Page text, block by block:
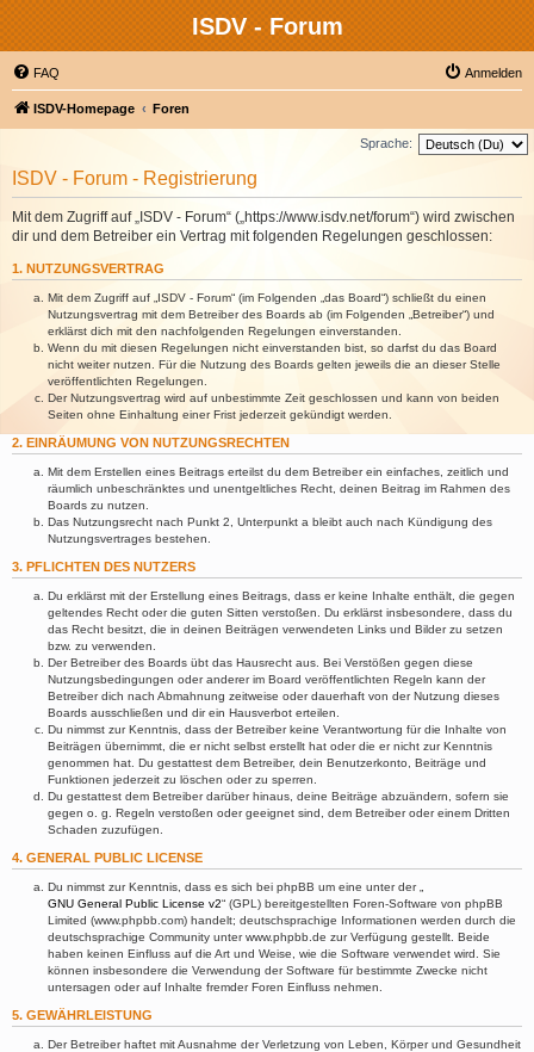
ISDV - Forum
FAQ Anmelden
ISDV-Homepage Foren
Sprache:
ISDV - Forum - Registrierung
Mit dem Zugriff auf „ISDV - Forum“ („https://www.isdv.net/forum“) wird zwischen
dir und dem Betreiber ein Vertrag mit folgenden Regelungen geschlossen:
1. NUTZUNGSVERTRAG
Mit dem Zugriff auf „ISDV - Forum“ (im Folgenden „das Board“) schließt du einen
Nutzungsvertrag mit dem Betreiber des Boards ab (im Folgenden „Betreiber“) und
erklärst dich mit den nachfolgenden Regelungen einverstanden.
Wenn du mit diesen Regelungen nicht einverstanden bist, so darfst du das Board
nicht weiter nutzen. Für die Nutzung des Boards gelten jeweils die an dieser Stelle
veröffentlichten Regelungen.
Der Nutzungsvertrag wird auf unbestimmte Zeit geschlossen und kann von beiden
Seiten ohne Einhaltung einer Frist jederzeit gekündigt werden.
2. EINRÄUMUNG VON NUTZUNGSRECHTEN
Mit dem Erstellen eines Beitrags erteilst du dem Betreiber ein einfaches, zeitlich und
räumlich unbeschränktes und unentgeltliches Recht, deinen Beitrag im Rahmen des
Boards zu nutzen.
Das Nutzungsrecht nach Punkt 2, Unterpunkt a bleibt auch nach Kündigung des
Nutzungsvertrages bestehen.
3. PFLICHTEN DES NUTZERS
Du erklärst mit der Erstellung eines Beitrags, dass er keine Inhalte enthält, die gegen
geltendes Recht oder die guten Sitten verstoßen. Du erklärst insbesondere, dass du
das Recht besitzt, die in deinen Beiträgen verwendeten Links und Bilder zu setzen
bzw. zu verwenden.
Der Betreiber des Boards übt das Hausrecht aus. Bei Verstößen gegen diese
Nutzungsbedingungen oder anderer im Board veröffentlichten Regeln kann der
Betreiber dich nach Abmahnung zeitweise oder dauerhaft von der Nutzung dieses
Boards ausschließen und dir ein Hausverbot erteilen.
Du nimmst zur Kenntnis, dass der Betreiber keine Verantwortung für die Inhalte von
Beiträgen übernimmt, die er nicht selbst erstellt hat oder die er nicht zur Kenntnis
genommen hat. Du gestattest dem Betreiber, dein Benutzerkonto, Beiträge und
Funktionen jederzeit zu löschen oder zu sperren.
Du gestattest dem Betreiber darüber hinaus, deine Beiträge abzuändern, sofern sie
gegen o. g. Regeln verstoßen oder geeignet sind, dem Betreiber oder einem Dritten
Schaden zuzufügen.
4. GENERAL PUBLIC LICENSE
Du nimmst zur Kenntnis, dass es sich bei phpBB um eine unter der „
GNU General Public License v2“ (GPL) bereitgestellten Foren-Software von phpBB
Limited (www.phpbb.com) handelt; deutschsprachige Informationen werden durch die
deutschsprachige Community unter www.phpbb.de zur Verfügung gestellt. Beide
haben keinen Einfluss auf die Art und Weise, wie die Software verwendet wird. Sie
können insbesondere die Verwendung der Software für bestimmte Zwecke nicht
untersagen oder auf Inhalte fremder Foren Einfluss nehmen.
5. GEWÄHRLEISTUNG
Der Betreiber haftet mit Ausnahme der Verletzung von Leben, Körper und Gesundheit